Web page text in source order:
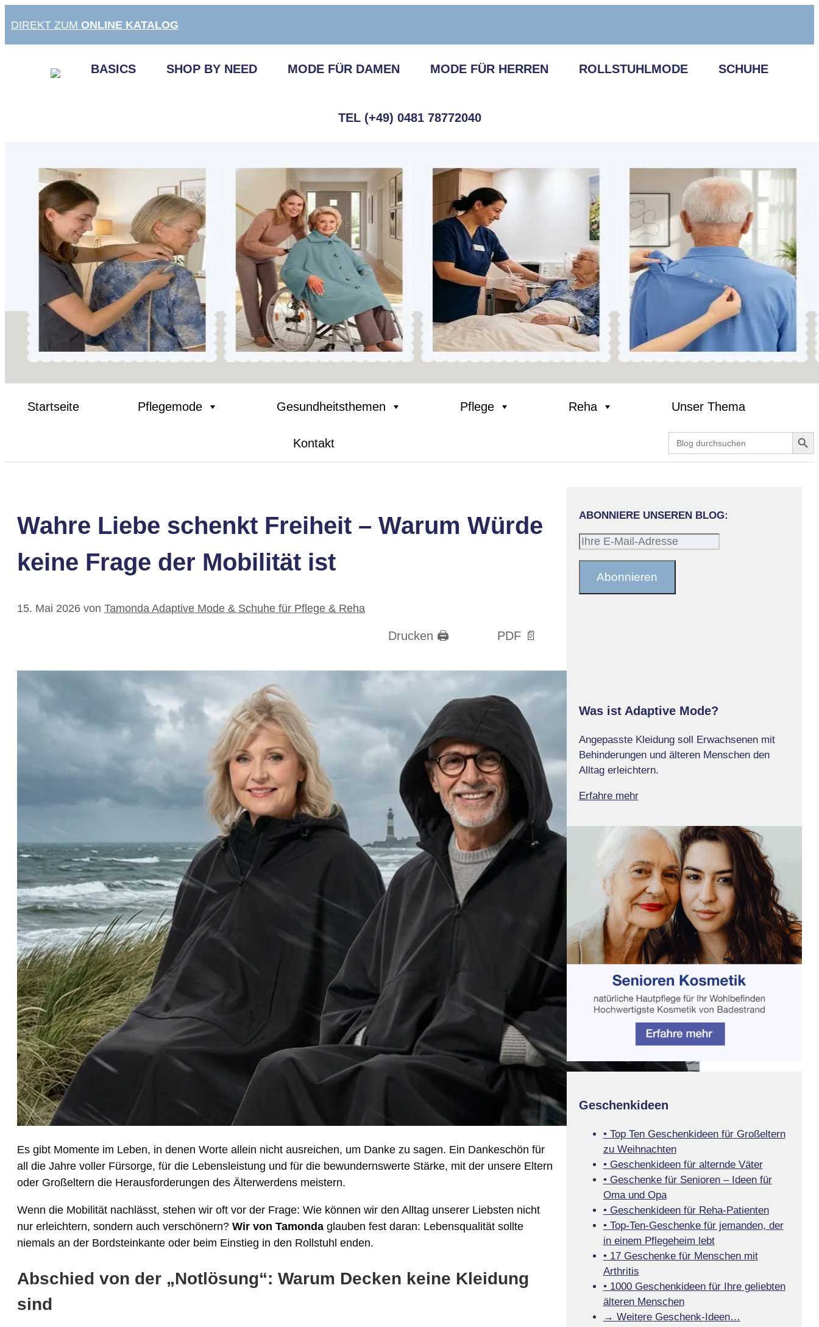
Inhalt
springen
DIREKT ZUM ONLINE KATALOG
BASICS SHOP BY NEED MODE FÜR DAMEN MODE FÜR HERREN ROLLSTUHLMODE SCHUHE
TEL (+49) 0481 78772040
Startseite Pflegemode Gesundheitsthemen Pflege Reha Unser Thema
Kontakt
Search
for:
Search
Wahre Liebe schenkt Freiheit – Warum Würde
keine Frage der Mobilität ist
15. Mai 2026 von Tamonda Adaptive Mode & Schuhe für Pflege & Reha
Drucken 🖨 PDF 📄
Es gibt Momente im Leben, in denen Worte allein nicht ausreichen, um Danke zu sagen. Ein Dankeschön für
all die Jahre voller Fürsorge, für die Lebensleistung und für die bewundernswerte Stärke, mit der unsere Eltern
oder Großeltern die Herausforderungen des Älterwerdens meistern.
Wenn die Mobilität nachlässt, stehen wir oft vor der Frage: Wie können wir den Alltag unserer Liebsten nicht
nur erleichtern, sondern auch verschönern? Wir von Tamonda glauben fest daran: Lebensqualität sollte
niemals an der Bordsteinkante oder beim Einstieg in den Rollstuhl enden.
Abschied von der „Notlösung“: Warum Decken keine Kleidung
sind
ABONNIERE UNSEREN BLOG:
Ihre
Mail-Abonnieren
Was ist Adaptive Mode?
Angepasste Kleidung soll Erwachsenen mit
Behinderungen und älteren Menschen den
Alltag erleichtern.
Erfahre mehr
Geschenkideen
• Top Ten Geschenkideen für Großeltern
zu Weihnachten
• Geschenkideen für alternde Väter
• Geschenke für Senioren – Ideen für
Oma und Opa
• Geschenkideen für Reha-Patienten
• Top-Ten-Geschenke für jemanden, der
in einem Pflegeheim lebt
• 17 Geschenke für Menschen mit
Arthritis
• 1000 Geschenkideen für Ihre geliebten
älteren Menschen
→ Weitere Geschenk-Ideen…